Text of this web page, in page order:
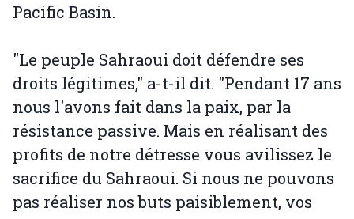
Pacific Basin.
"Le peuple Sahraoui doit défendre ses
droits légitimes," a-t-il dit. "Pendant 17 ans
nous l'avons fait dans la paix, par la
résistance passive. Mais en réalisant des
profits de notre détresse vous avilissez le
sacrifice du Sahraoui. Si nous ne pouvons
pas réaliser nos buts paisiblement, vos